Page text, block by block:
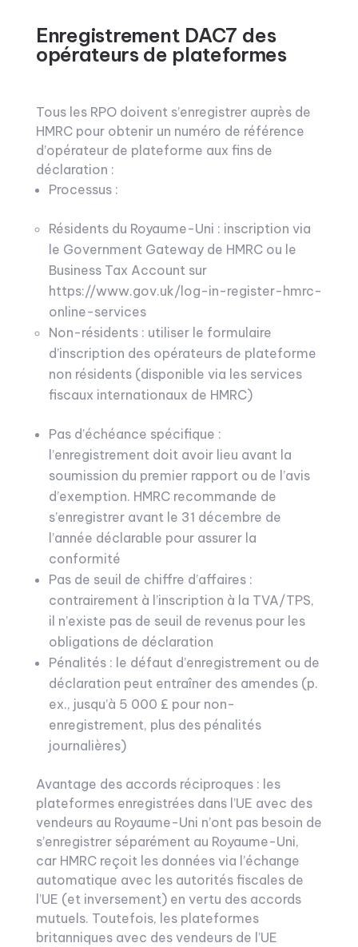
Enregistrement DAC7 des
opérateurs de plateformes
Tous les RPO doivent s’enregistrer auprès de
HMRC pour obtenir un numéro de référence
d’opérateur de plateforme aux fins de
déclaration :
Processus :
Résidents du Royaume-Uni : inscription via
le Government Gateway de HMRC ou le
Business Tax Account sur
https://www.gov.uk/log-in-register-hmrc-
online-services
Non-résidents : utiliser le formulaire
d’inscription des opérateurs de plateforme
non résidents (disponible via les services
fiscaux internationaux de HMRC)
Pas d’échéance spécifique :
l’enregistrement doit avoir lieu avant la
soumission du premier rapport ou de l’avis
d’exemption. HMRC recommande de
s’enregistrer avant le 31 décembre de
l’année déclarable pour assurer la
conformité
Pas de seuil de chiffre d’affaires :
contrairement à l’inscription à la TVA/TPS,
il n’existe pas de seuil de revenus pour les
obligations de déclaration
Pénalités : le défaut d’enregistrement ou de
déclaration peut entraîner des amendes (p.
ex., jusqu’à 5 000 £ pour non-
enregistrement, plus des pénalités
journalières)
Avantage des accords réciproques : les
plateformes enregistrées dans l’UE avec des
vendeurs au Royaume-Uni n’ont pas besoin de
s’enregistrer séparément au Royaume-Uni,
car HMRC reçoit les données via l’échange
automatique avec les autorités fiscales de
l’UE (et inversement) en vertu des accords
mutuels. Toutefois, les plateformes
britanniques avec des vendeurs de l’UE